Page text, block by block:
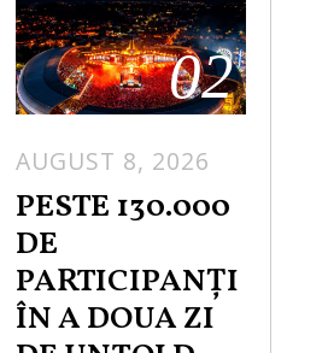
02
AUGUST 8, 2026
PESTE 130.000
DE
PARTICIPANȚI
ÎN A DOUA ZI